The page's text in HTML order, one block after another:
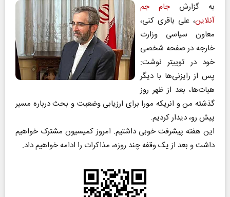
به گزارشجام جم
آنلاین، علی باقری کنی،
معاون سیاسی وزارت
خارجه در صفحه شخصی
خود در توییتر نوشت:
پس از رایزنی‌ها با دیگر
هیات‌ها، بعد از ظهر روز
گذشته من و انریکه مورا برای ارزیابی وضعیت و بحث درباره مسیر
پیش رو، دیدار کردیم.
این هفته پیشرفت خوبی داشتیم. امروز کمیسیون مشترک خواهیم
داشت و بعد از یک وقفه چند روزه، مذاکرات را ادامه خواهیم داد.